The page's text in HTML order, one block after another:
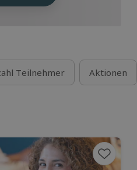
Teilnehmer Aktionen